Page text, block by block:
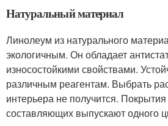
Натуральный материал
Линолеум из натурального
экологичным. Он обладает
износостойкими свойствами.
различным реагентам. Выбрать
интерьера не получится.
составляющих выпускают одного